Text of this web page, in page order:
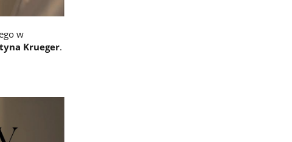
w
Krueger.